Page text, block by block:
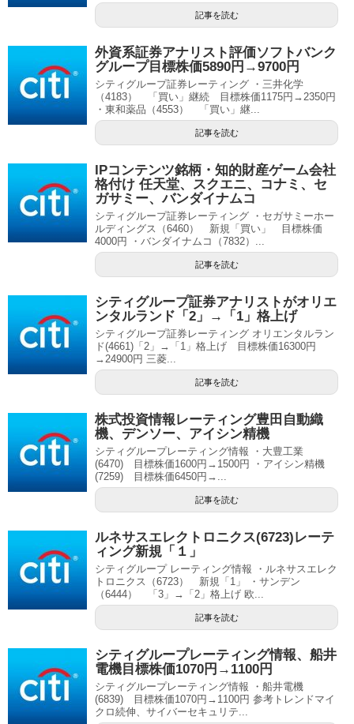
記事を読む
外資系証券アナリスト評価ソフトバンク
グループ目標株価5890円→9700円
シティグループ証券レーティング ・三井化学
（4183） 「買い」継続 目標株価1175円→2350円
・東和薬品（4553） 「買い」継...
記事を読む
IPコンテンツ銘柄・知的財産ゲーム会社
格付け 任天堂、スクエニ、コナミ、セ
ガサミー、バンダイナムコ
シティグループ証券レーティング ・セガサミーホー
ルディングス（6460） 新規「買い」 目標株価
4000円 ・バンダイナムコ（7832）...
記事を読む
シティグループ証券アナリストがオリエ
ンタルランド「2」→「1」格上げ
シティグループ証券レーティング オリエンタルラン
ド(4661)「2」→「1」格上げ 目標株価16300円
→24900円 三菱...
記事を読む
株式投資情報レーティング豊田自動織
機、デンソー、アイシン精機
シティグループレーティング情報 ・大豊工業
(6470) 目標株価1600円→1500円 ・アイシン精機
(7259) 目標株価6450円→...
記事を読む
ルネサスエレクトロニクス(6723)レーテ
ィング新規「１」
シティグループ レーティング情報 ・ルネサスエレク
トロニクス（6723） 新規「1」 ・サンデン
（6444） 「3」→「2」格上げ 欧...
記事を読む
シティグループレーティング情報、船井
電機目標株価1070円→1100円
シティグループレーティング情報 ・船井電機
(6839) 目標株価1070円→1100円 参考トレンドマイ
クロ続伸、サイバーセキュリテ...